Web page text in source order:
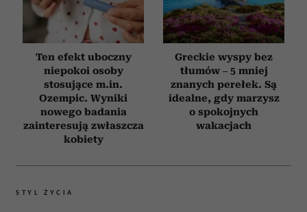
Ten efekt uboczny
niepokoi osoby
stosujące m.in.
Ozempic. Wyniki
nowego badania
zainteresują zwłaszcza
kobiety
Greckie wyspy bez
tłumów – 5 mniej
znanych perełek. Są
idealne, gdy marzysz
o spokojnych
wakacjach
STYL ŻYCIA